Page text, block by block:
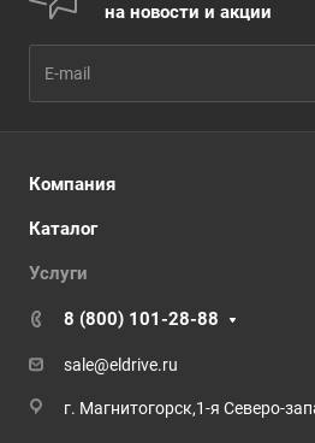
на новости и акции
Компания
Каталог
Услуги
8 (800) 101-28-88
sale@eldrive.ru
г. Магнитогорск,1-я Северо-